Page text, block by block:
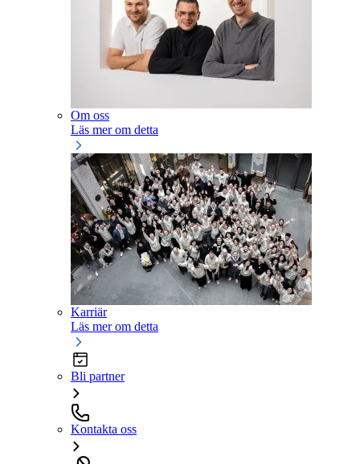
Om oss
Läs mer om detta
Karriär
Läs mer om detta
Bli partner
Kontakta oss